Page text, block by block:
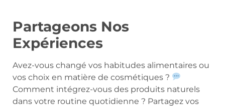
Partageons Nos
Expériences
Avez-vous changé vos habitudes alimentaires ou
vos choix en matière de cosmétiques ?
Comment intégrez-vous des produits naturels
dans votre routine quotidienne ? Partagez vos